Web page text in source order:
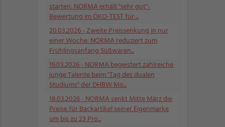
starten: NORMA erhält "sehr gut"-
Bewertung im ÖKO-TEST für ...
20.03.2026- Zweite Preissenkung in nur
einer Woche: NORMA reduziert zum
Frühlingsanfang Süßwaren...
19.03.2026- NORMA begeistert zahlreiche
junge Talente beim "Tag des dualen
Studiums" der DHBW Mo...
18.03.2026- NORMA senkt Mitte März die
Preise für Backartikel seiner Eigenmarke
um bis zu 23 Pro...